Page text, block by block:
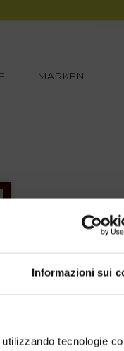
Informazioni sui
tecnologie
MARKEN